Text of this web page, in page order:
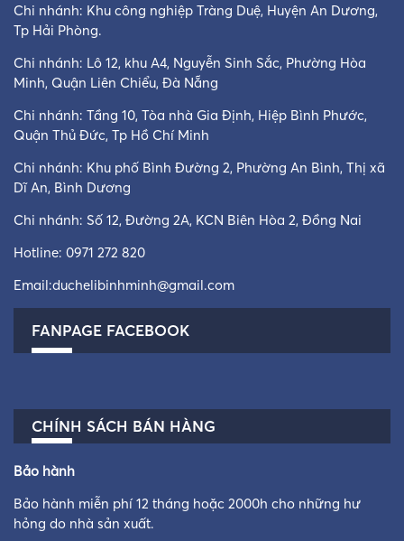
Chi nhánh: Khu công nghiệp Tràng Duệ, Huyện An Dương,
Tp Hải Phòng.
Chi nhánh: Lô 12, khu A4, Nguyễn Sinh Sắc, Phường Hòa
Minh, Quận Liên Chiểu, Đà Nẵng
Chi nhánh: Tầng 10, Tòa nhà Gia Định, Hiệp Bình Phước,
Quận Thủ Đức, Tp Hồ Chí Minh
Chi nhánh: Khu phố Bình Đường 2, Phường An Bình, Thị xã
Dĩ An, Bình Dương
Chi nhánh: Số 12, Đường 2A, KCN Biên Hòa 2, Đồng Nai
Hotline: 0971 272 820
Email:duchelibinhminh@gmail.com
FANPAGE FACEBOOK
CHÍNH SÁCH BÁN HÀNG
Bảo hành
Bảo hành miễn phí 12 tháng hoặc 2000h cho những hư
hỏng do nhà sản xuất.